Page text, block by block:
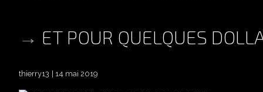
ET POUR QUELQUES
thierry13 14 mai 2019